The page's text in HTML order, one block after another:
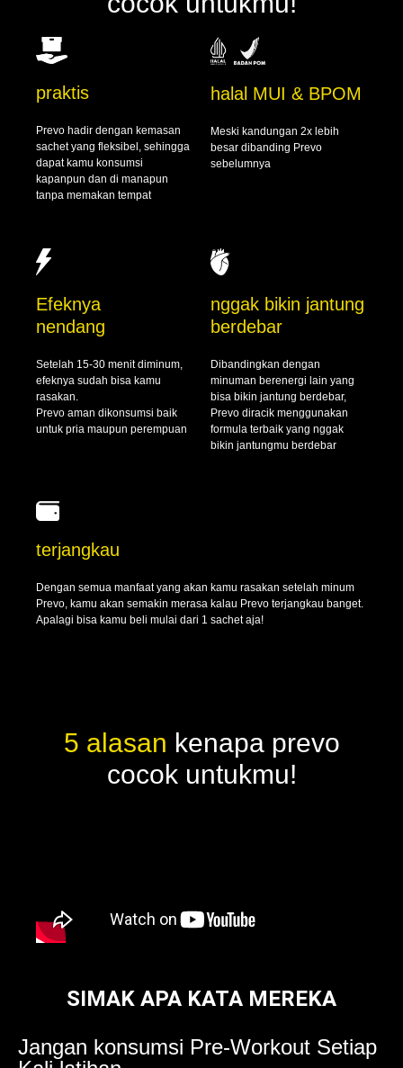
praktis
Prevo hadir dengan kemasan
sachet yang fleksibel, sehingga
dapat kamu konsumsi
kapanpun dan di manapun
tanpa memakan tempat
halal MUI & BPOM
Meski kandungan 2x lebih
besar dibanding Prevo
sebelumnya
Efeknya
nendang
Setelah 15-30 menit diminum,
efeknya sudah bisa kamu
rasakan.
Prevo aman dikonsumsi baik
untuk pria maupun perempuan
nggak bikin jantung
berdebar
Dibandingkan dengan
minuman berenergi lain yang
bisa bikin jantung berdebar,
Prevo diracik menggunakan
formula terbaik yang nggak
bikin jantungmu berdebar
terjangkau
Dengan semua manfaat yang akan kamu rasakan setelah minum
Prevo, kamu akan semakin merasa kalau Prevo terjangkau banget.
Apalagi bisa kamu beli mulai dari 1 sachet aja!
5 alasan kenapa prevo
cocok untukmu!
SIMAK APA KATA MEREKA
Jangan konsumsi Pre-Workout Setiap